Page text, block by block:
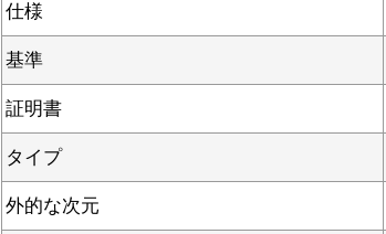
仕様
基準
証明書
タイプ
外的な次元